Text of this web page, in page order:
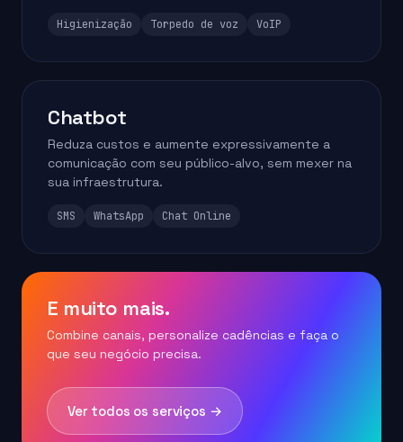
Higienização Torpedo de voz VoIP
Chatbot
Reduza custos e aumente expressivamente a
comunicação com seu público-alvo, sem mexer na
sua infraestrutura.
SMS WhatsApp Chat Online
E muito mais.
Combine canais, personalize cadências e faça o
que seu negócio precisa.
Ver todos os serviços →